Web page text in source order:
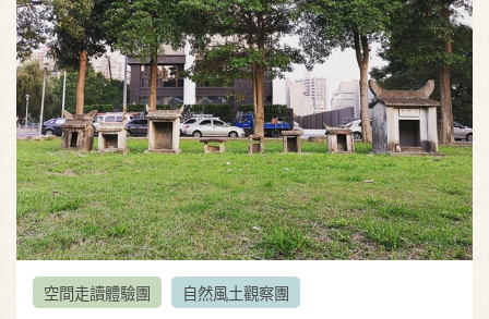
空間走讀體驗團 自然風土觀察團